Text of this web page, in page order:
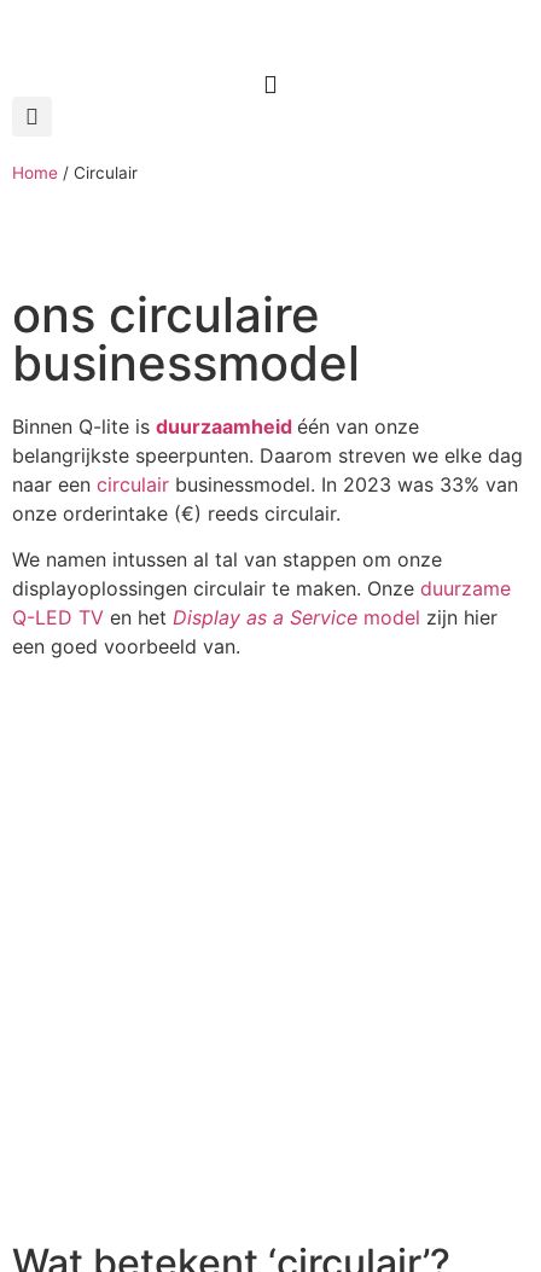
Home / Circulair
ons circulaire
businessmodel
Binnen Q-lite is duurzaamheid één van onze
belangrijkste speerpunten. Daarom streven we elke dag
naar een circulair businessmodel. In 2023 was 33% van
onze orderintake (€) reeds circulair.
We namen intussen al tal van stappen om onze
displayoplossingen circulair te maken. Onze duurzame
Q-LED TV en het Display as a Service model zijn hier
een goed voorbeeld van.